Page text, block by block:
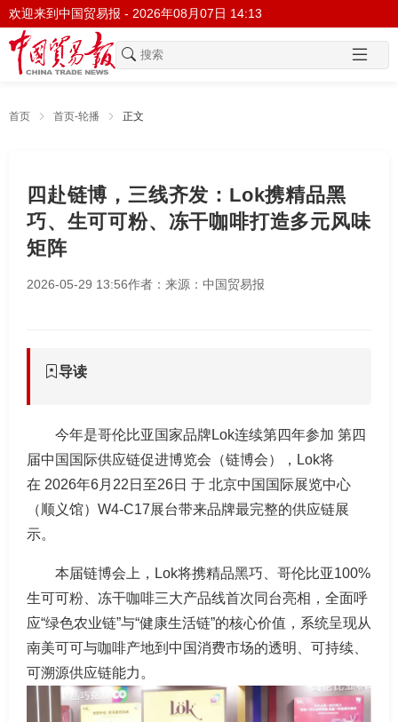
欢迎来到中国贸易报 - 2026年08月07日 14:13
首页 首页-轮播 正文
四赴链博，三线齐发：Lok携精品黑
巧、生可可粉、冻干咖啡打造多元风味
矩阵
2026-05-29 13:56作者： 来源：中国贸易报
导读
今年是哥伦比亚国家品牌Lok连续第四年参加 第四
届中国国际供应链促进博览会（链博会），Lok将
在 2026年6月22日至26日 于 北京中国国际展览中心
（顺义馆）W4-C17展台带来品牌最完整的供应链展
示。
本届链博会上，Lok将携精品黑巧、哥伦比亚100%
生可可粉、冻干咖啡三大产品线首次同台亮相，全面呼
应“绿色农业链”与“健康生活链”的核心价值，系统呈现从
南美可可与咖啡产地到中国消费市场的透明、可持续、
可溯源供应链能力。